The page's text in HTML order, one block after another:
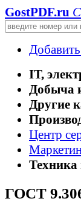
GostPDF.ru
IT,
Добыча
Другие
Центр
Техника
ГОСТ